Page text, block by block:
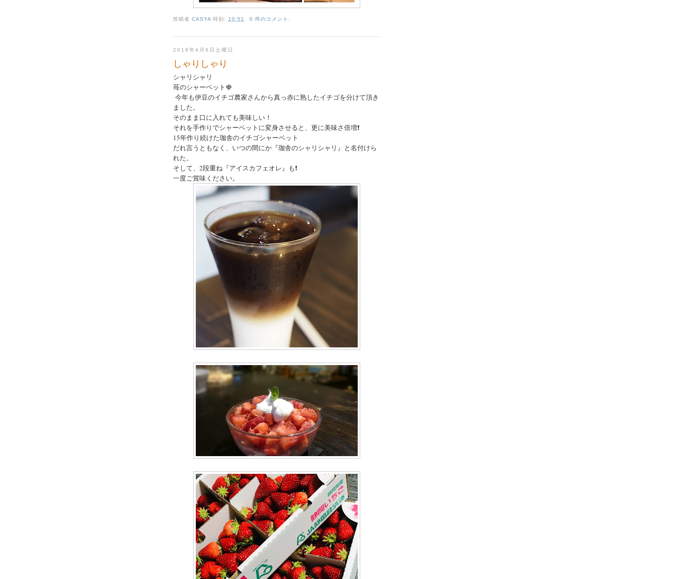
投稿者CASYA 時刻: 10:51 0 件のコメント:
2019年4月6日土曜日
しゃりしゃり
シャリシャリ
苺のシャーベット🍓
今年も伊豆のイチゴ農家さんから真っ赤に熟したイチゴを分けて頂き
ました。
そのまま口に入れても美味しい！
それを手作りでシャーベットに変身させると、更に美味さ倍増❗️
15年作り続けた珈舎のイチゴシャーベット
だれ言うともなく、いつの間にか『珈舎のシャリシャリ』と名付けら
れた。
そして、2段重ね『アイスカフェオレ』も❗️
一度ご賞味ください。